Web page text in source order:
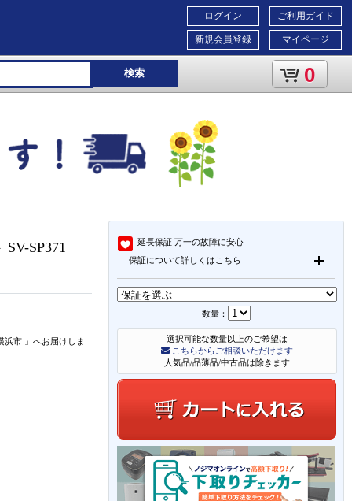
ご利用ガイド
マイページ
ログイン
新規会員登録
検索 0
延長保証 万一の故障に安心
保証について詳しくはこちら
数量：
選択可能な数量以上のご希望は
こちらからご相談いただけます
人気品/品薄品/中古品は除きます
SP371
浜市 」 へお届けしま